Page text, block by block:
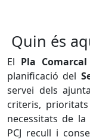
Quin és
El Pla
planificació del
servei dels
criteris,
necessitats de
PCJ recull i